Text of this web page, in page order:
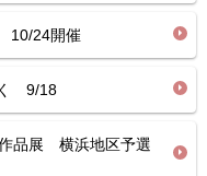
10/24開催
く 9/18
品展 横浜地区予選